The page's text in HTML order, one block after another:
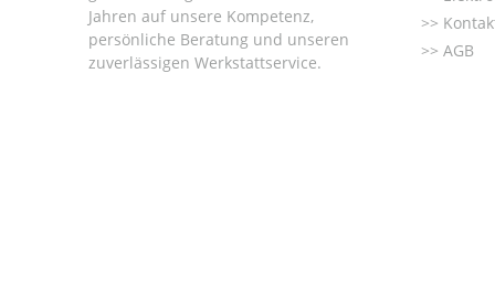
Jahren auf unsere Kompetenz,
persönliche Beratung und unseren
zuverlässigen Werkstattservice.
AGB